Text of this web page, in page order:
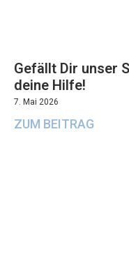
Gefällt Dir unser
deine Hilfe!
7. Mai 2026
ZUM BEITRAG